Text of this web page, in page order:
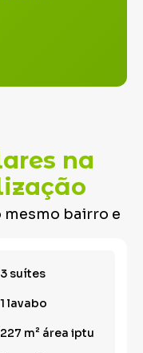
na
mesmo bairro e
3 suítes
1 lavabo
227 m² área iptu